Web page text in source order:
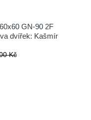
GN-90 2F
dvířek: Kašmír
Kč